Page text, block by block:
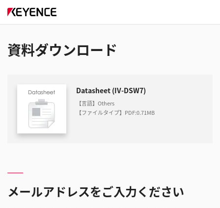
資料ダウンロード
Datasheet (IV-DSW7)
【言語】Others
【ファイルタイプ】PDF:0.71MB
メールアドレスをご入力ください